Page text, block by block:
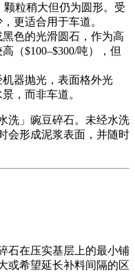
颗粒稍大但仍为圆形。受
更适合用于车道。
黑色的光滑圆石，作为高
（$100–$300/吨），但
机器抛光，表面格外光
，而非车道。
洗」豌豆碎石。未经水洗
会形成泥浆表面，并随时
石在压实基层上的最小铺
或希望延长补料间隔的区